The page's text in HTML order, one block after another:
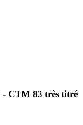
CTM 83 très titré